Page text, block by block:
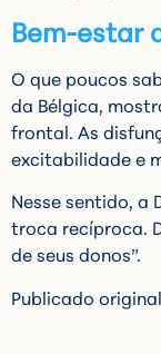
Bem-estar
O que poucos
da Bélgica,
frontal. As
excitabilidade e
Nesse sentido, a
troca recíproca.
de seus donos”.
Publicado